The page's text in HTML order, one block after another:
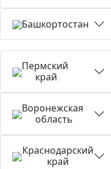
Башкортостан
Пермский
край
Воронежская
область
Краснодарский
край